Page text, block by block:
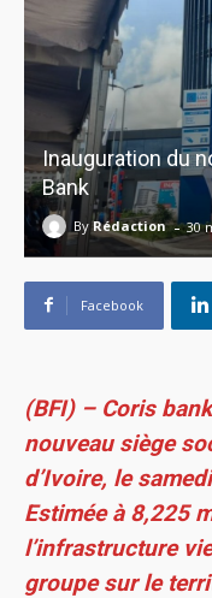
Inauguration du
Bank
By Rédaction - 30
Facebook
(BFI) – Coris
nouveau siège
d’Ivoire, le
Estimée à 8,225
l’infrastructure
groupe sur le